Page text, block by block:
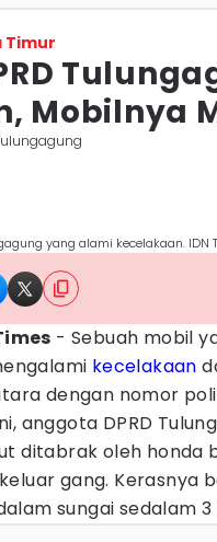
Timur
Mobilnya
yang alami kecelakaan.
- Sebuah mobil
kecelakaan
dengan nomor
anggota DPRD
ditabrak oleh honda
keluar gang.
sungai sedalam